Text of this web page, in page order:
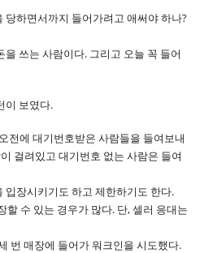
당하면서까지 들어가려고 애써야 하나?
쓰는 사람이다. 그리고 오늘 꼭 들어
이 보였다.
전에 대기번호받은 사람들을 들여보내
걸려있고 대기번호 없는 사람은 들여
입장시키기도 하고 제한하기도 한다.
할 수 있는 경우가 많다. 단, 셀러 응대는
번 매장에 들어가 워크인을 시도했다.